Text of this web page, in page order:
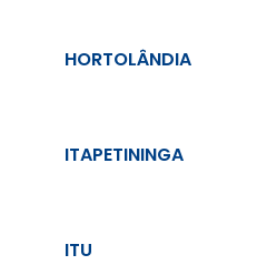
HORTOLÂNDIA
ITAPETININGA
ITU